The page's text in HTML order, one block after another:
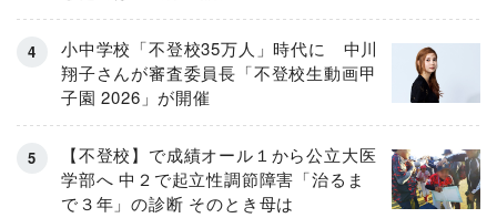
小中学校「不登校35万人」時代に 中川
翔子さんが審査委員長「不登校生動画甲
子園 2026」が開催
【不登校】で成績オール１から公立大医
学部へ 中２で起立性調節障害「治るま
で３年」の診断 そのとき母は